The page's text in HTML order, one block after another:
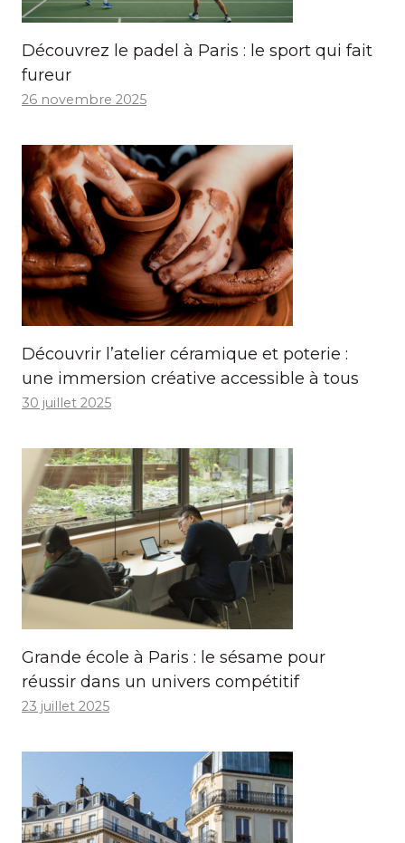
Découvrez le padel à Paris : le sport qui fait
fureur
26 novembre 2025
Découvrir l’atelier céramique et poterie :
une immersion créative accessible à tous
30 juillet 2025
Grande école à Paris : le sésame pour
réussir dans un univers compétitif
23 juillet 2025